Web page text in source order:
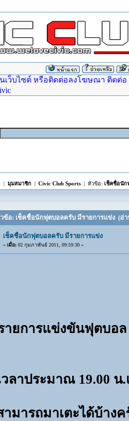
เว็บไซต์ หรือติดต่อลงโฆษณา ติดต่อ
| มุมสมาชิก| Civic Club Sports| หัวข้อ: เช็คชื่อนัก
ข้อ: เช็คชื่อนักฟุตบอลครับ มีรายการแข่ง (อ่า
เช็คชื่อนักฟุตบอลครับ มีรายการแข่ง
« เมื่อ:02 กุมภาพันธ์ 2011, 09:59:30 »
ายการแข่งขันฟุตบอ
วลาประมาณ 19.00 น
ามารถมาเตะได้บ้างค